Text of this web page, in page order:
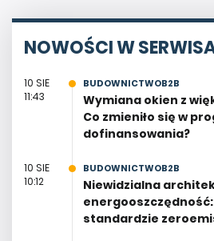
NOWOŚCI W
10 SIE
11:43
BUDOWNICTWOB2B
Wymiana okien z
Co zmieniło się w
dofinansowania?
10 SIE
10:12
BUDOWNICTWOB2B
Niewidzialna
standardzie